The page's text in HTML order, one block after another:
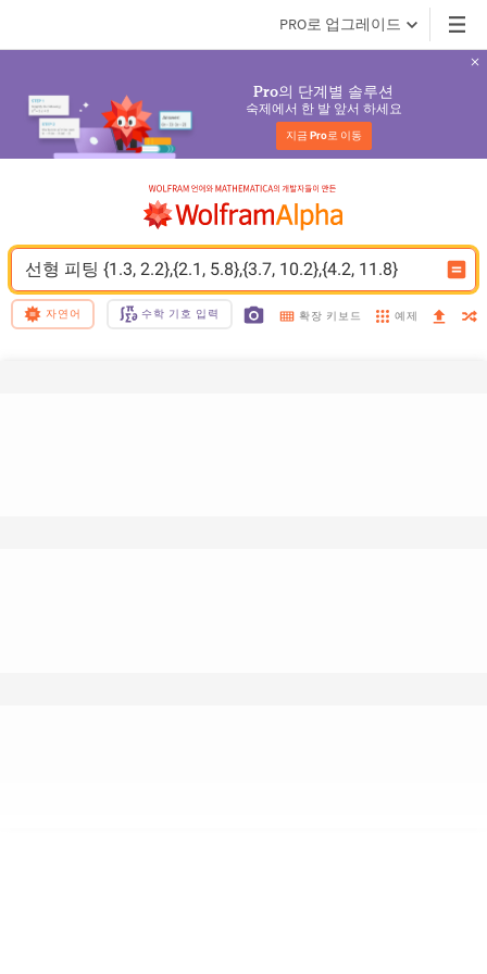
PRO로 업그레이드
Pro의 단계별 솔루션
숙제에서 한 발 앞서 하세요
지금 Pro로 이동
선형 피팅 {1.3, 2.2},{2.1, 5.8},{3.7, 10.2},{4.2, 11.8}
자연어 수학 기호 입력 확장 키보드 예제